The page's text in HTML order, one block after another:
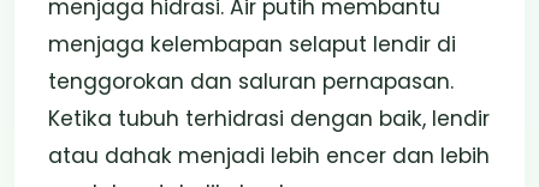
menjaga hidrasi. Air putih membantu
menjaga kelembapan selaput lendir di
tenggorokan dan saluran pernapasan.
Ketika tubuh terhidrasi dengan baik, lendir
atau dahak menjadi lebih encer dan lebih